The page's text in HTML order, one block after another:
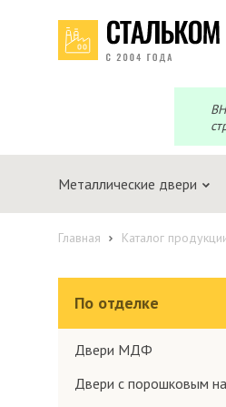
Металлические двери
Главная Каталог
По отделке
Двери МДФ
Двери с порошковым
Telegram
Max
Перезвоним?